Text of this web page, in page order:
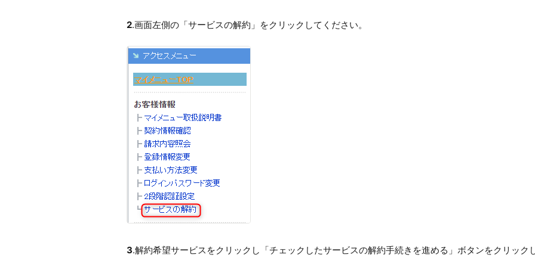
2.画面左側の「サービスの解約」をクリックしてください。
3.解約希望サービスをクリックし「チェックしたサービスの解約手続きを進める」ボタンをクリック